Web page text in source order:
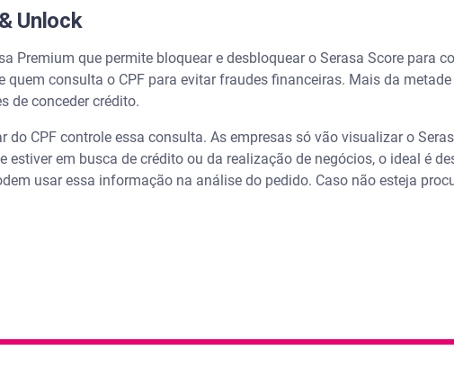
Unlock
Premium que permite bloquear e desbloquear o Serasa Score para
consulta o CPF para evitar fraudes financeiras. Mais da
de conceder crédito.
do CPF controle essa consulta. As empresas só vão visualizar o
estiver em busca de crédito ou da realização de negócios, o ideal é
usar essa informação na análise do pedido. Caso não esteja